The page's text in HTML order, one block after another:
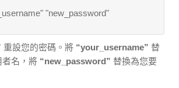
"new_password"
重設您的密碼。將 “your_username” 替
者名，將 “new_password” 替換為您要